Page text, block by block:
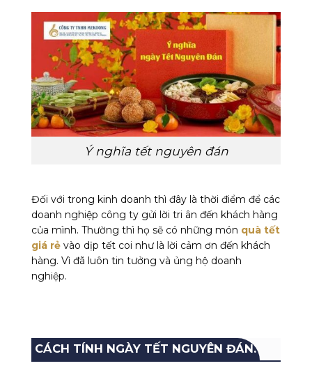
Ý nghĩa tết nguyên đán
Đối với trong kinh doanh thì đây là thời điểm để các
doanh nghiệp công ty gửi lời tri ân đến khách hàng
của mình. Thường thì họ sẽ có những món quà tết
giá rẻ vào dịp tết coi như là lời cảm ơn đến khách
hàng. Vì đã luôn tin tưởng và ủng hộ doanh
nghiệp.
CÁCH TÍNH NGÀY TẾT NGUYÊN ĐÁN.